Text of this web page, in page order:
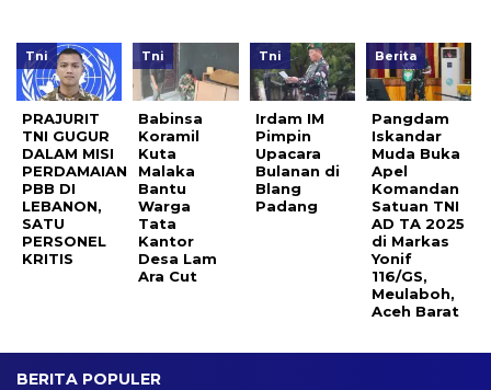
Tni
PRAJURIT
TNI GUGUR
DALAM MISI
PERDAMAIAN
PBB DI
LEBANON,
SATU
PERSONEL
KRITIS
Tni
Babinsa
Koramil
Kuta
Malaka
Bantu
Warga
Tata
Kantor
Desa Lam
Ara Cut
Tni
Irdam IM
Pimpin
Upacara
Bulanan di
Blang
Padang
Berita
Pangdam
Iskandar
Muda Buka
Apel
Komandan
Satuan TNI
AD TA 2025
di Markas
Yonif
116/GS,
Meulaboh,
Aceh Barat
BERITA POPULER